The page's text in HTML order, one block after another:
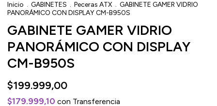
Inicio . GABINETES . Peceras ATX . GABINETE GAMER VIDRIO
PANORÁMICO CON DISPLAY CM-B950S
GABINETE GAMER VIDRIO
PANORÁMICO CON DISPLAY
CM-B950S
$199.999,00
$179.999,10 con Transferencia